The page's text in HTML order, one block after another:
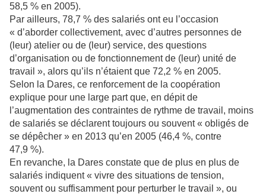
58,5 % en 2005).
Par ailleurs, 78,7 % des salariés ont eu l’occasion
« d’aborder collectivement, avec d’autres personnes de
(leur) atelier ou de (leur) service, des questions
d’organisation ou de fonctionnement de (leur) unité de
travail », alors qu’ils n’étaient que 72,2 % en 2005.
Selon la Dares, ce renforcement de la coopération
explique pour une large part que, en dépit de
l’augmentation des contraintes de rythme de travail, moins
de salariés se déclarent toujours ou souvent « obligés de
se dépêcher » en 2013 qu’en 2005 (46,4 %, contre
47,9 %).
En revanche, la Dares constate que de plus en plus de
salariés indiquent « vivre des situations de tension,
souvent ou suffisamment pour perturber le travail », ou